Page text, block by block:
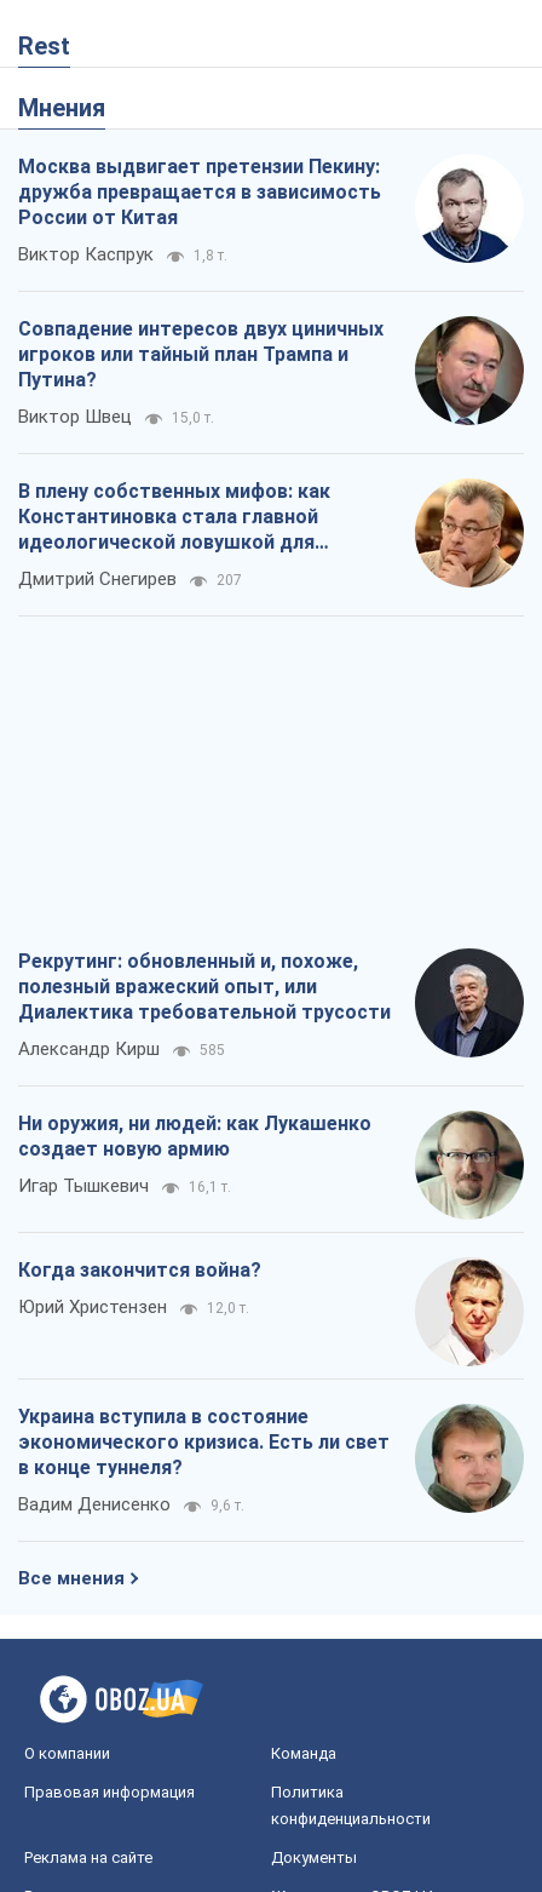
Rest
Мнения
Москва выдвигает претензии Пекину:
дружба превращается в зависимость
России от Китая
Виктор Каспрук 1,8 т.
Совпадение интересов двух циничных
игроков или тайный план Трампа и
Путина?
Виктор Швец 15,0 т.
В плену собственных мифов: как
Константиновка стала главной
идеологической ловушкой для
российских оккупантов
Дмитрий Снегирев 207
Рекрутинг: обновленный и, похоже,
полезный вражеский опыт, или
Диалектика требовательной трусости
Александр Кирш 585
Ни оружия, ни людей: как Лукашенко
создает новую армию
Игар Тышкевич 16,1 т.
Когда закончится война?
Юрий Христензен 12,0 т.
Украина вступила в состояние
экономического кризиса. Есть ли свет
в конце туннеля?
Вадим Денисенко 9,6 т.
Все мнения
О компании Команда
Правовая информация
Политика
конфиденциальности
Реклама на сайте Документы